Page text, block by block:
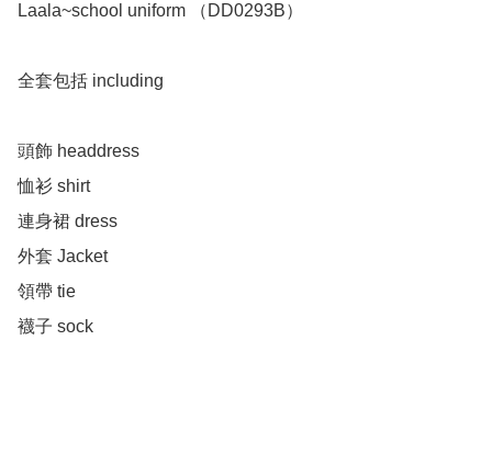
Laala~school uniform （DD0293B）
全套包括 including
頭飾 headdress
恤衫 shirt
連身裙 dress
外套 Jacket
領帶 tie
襪子 sock